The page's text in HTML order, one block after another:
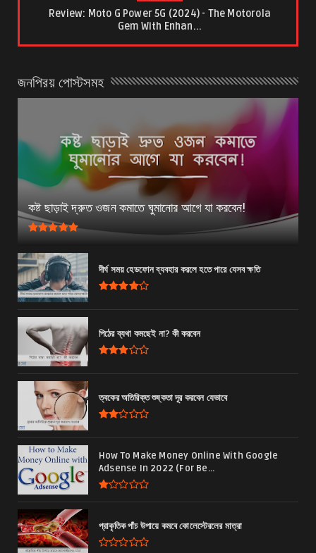
Review: Moto G Power 5G (2024) - The Motorola
Gem With Enhan...
March 21, 2024
শীতে ত্বক ও পা ফাটা রোধে যে যত্ন নিবেন
করোনাভাইরাস
কিভাবে COVID-19 মস্তিষ্কের ক্ষতি করে এবং ক্ষতি কি স্থায়ী হত...
November 22, 2023
পুরুষদের স্বাস্থ্য
অতিরিক্ত স্বপ্নদোষ হলে কী কী সমস্যা হতে পারে? কি কারনে হয় ?...
পুরুষ বন্ধ্যাত্ব কেন হয়- পুরুষ বন্ধ্যাত্ব দূর করার উপায়
August 10, 2023
জনপ্রিয় পোস্টসমূহ
কষ্ট ছাড়াই দ্রুত ওজন কমাতে ঘুমানোর আগে যা করবেন!
দীর্ঘ সময় হেডফোন ব্যবহার করলে হতে পারে যেসব ক্ষতি
পিঠের ব্যথা কমছেই না? কী করবেন
ত্বকের অতিরিক্ত শুষ্কতা দূর করবেন যেভাবে
How To Make Money Online With Google
Adsense In 2022 (For Be...
প্রাকৃতিক পাঁচ উপায়ে কমবে কোলেস্টেরলের মাত্রা